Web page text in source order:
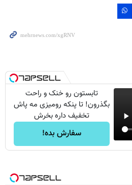
تابستون رو خنک و راحت
بگذرون! تا پنکه رومیزی مه پاش
تخفیف داره بخرش
سفارش بده!